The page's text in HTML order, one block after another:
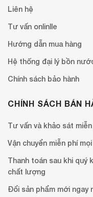
Liên hệ
Tư vấn onlinlle
Hướng dẫn mua hàng
Hệ thống đại lý bồn
Chính sách bảo hành
CHÍNH SÁCH BÁN
Tư vấn và khảo sát
Vận chuyển miễn phí
Thanh toán sau khi quý
chất lượng
Đổi sản phẩm mới ngay